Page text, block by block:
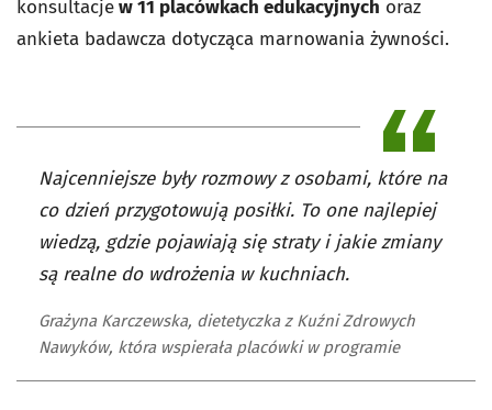
konsultacjew 11 placówkach edukacyjnych oraz
ankieta badawcza dotycząca marnowania żywności.
Najcenniejsze były rozmowy z osobami, które na
co dzień przygotowują posiłki. To one najlepiej
wiedzą, gdzie pojawiają się straty i jakie zmiany
są realne do wdrożenia w kuchniach.
Grażyna Karczewska, dietetyczka z Kuźni Zdrowych
Nawyków, która wspierała placówki w programie